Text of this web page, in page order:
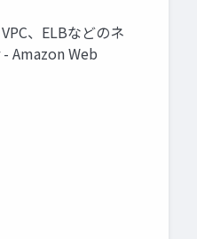
、ELBなどのネ
Amazon Web